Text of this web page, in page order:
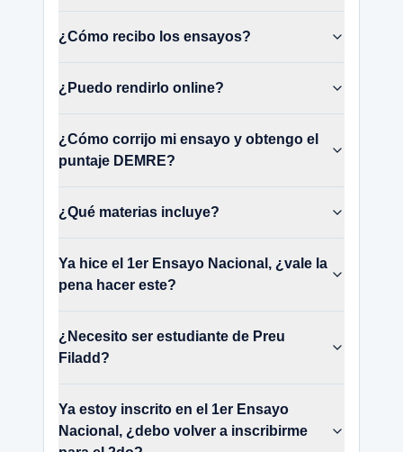
¿Cómo recibo los ensayos?
¿Puedo rendirlo online?
¿Cómo corrijo mi ensayo y obtengo el
puntaje DEMRE?
¿Qué materias incluye?
Ya hice el 1er Ensayo Nacional, ¿vale la
pena hacer este?
¿Necesito ser estudiante de Preu
Filadd?
Ya estoy inscrito en el 1er Ensayo
Nacional, ¿debo volver a inscribirme